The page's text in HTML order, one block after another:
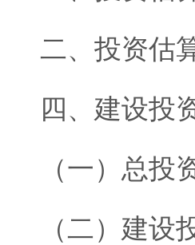
二、投资估
四、建设投
（一）总投
（二）建设